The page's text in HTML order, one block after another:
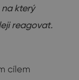
který
reagovat.
cílem